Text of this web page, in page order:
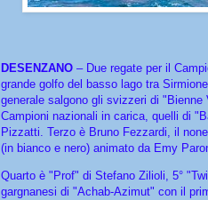
DESENZANO – Due regate per il
grande golfo del basso lago tra
generale salgono gli svizzeri di
Campioni nazionali in carica, quelli di
Pizzatti. Terzo è Bruno Fezzardi, il
(in bianco e nero) animato da Emy
Quarto è "Prof" di Stefano Zilioli, 5°
gargnanesi di "Achab-Azimut" con il